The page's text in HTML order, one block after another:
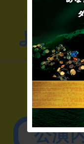
よくあ
公演